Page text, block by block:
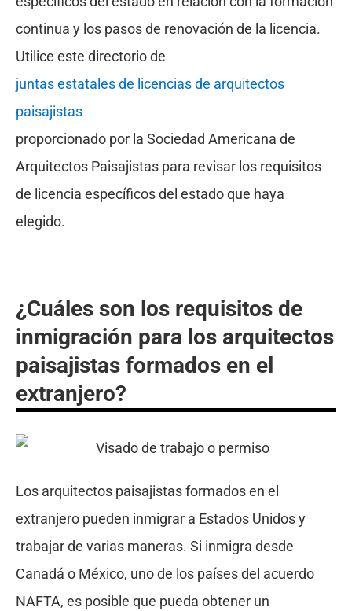
continua y los pasos de renovación de la licencia.
Utilice este directorio de
juntas estatales de licencias de arquitectos
paisajistas
proporcionado por la Sociedad Americana de
Arquitectos Paisajistas para revisar los requisitos
de licencia específicos del estado que haya
elegido.
¿Cuáles son los requisitos de
inmigración para los arquitectos
paisajistas formados en el
extranjero?
Los arquitectos paisajistas formados en el
extranjero pueden inmigrar a Estados Unidos y
trabajar de varias maneras. Si inmigra desde
Canadá o México, uno de los países del acuerdo
NAFTA, es posible que pueda obtener un